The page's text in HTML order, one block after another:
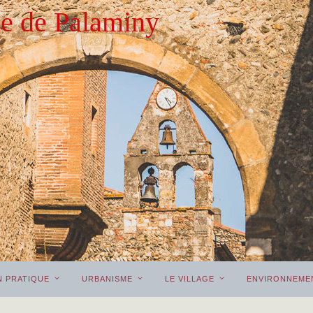
de Palaminy
PRATIQUE URBANISME LE VILLAGE